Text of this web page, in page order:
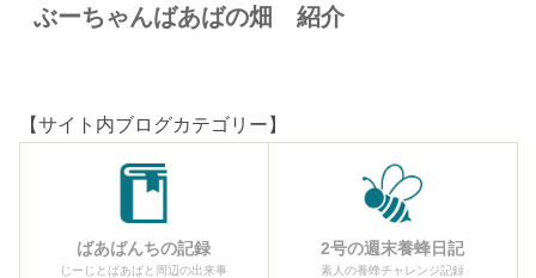
ぶーちゃんばあばの畑 紹介
【サイト内ブログカテゴリー】
ばあばんちの記録
じーじとばあばと周辺の出来事
2号の週末養蜂日記
素人の養蜂チャレンジ記録